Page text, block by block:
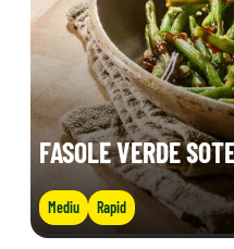
FASOLE VERDE
Mediu Rapid